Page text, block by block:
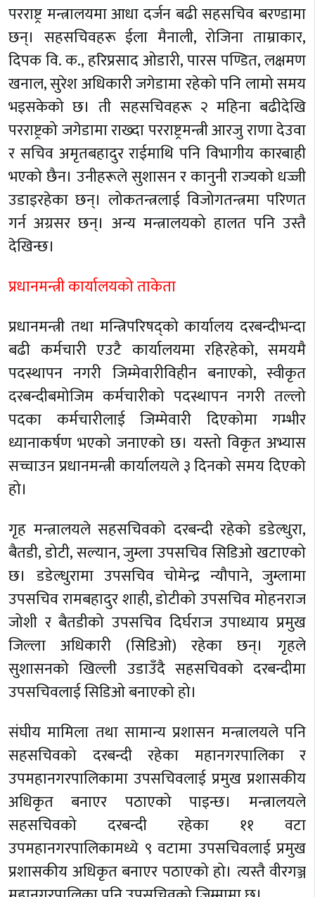
परराष्ट्र मन्त्रालयमा आधा दर्जन बढी सहसचिव बरण्डामा
छन्। सहसचिवहरू ईला मैनाली, रोजिना ताम्राकार,
दिपक वि. क., हरिप्रसाद ओडारी, पारस पण्डित, लक्षमण
खनाल, सुरेश अधिकारी जगेडामा रहेको पनि लामो समय
भइसकेको छ। ती सहसचिवहरू २ महिना बढीदेखि
परराष्ट्रको जगेडामा राख्दा परराष्ट्रमन्त्री आरजु राणा देउवा
र सचिव अमृतबहादुर राईमाथि पनि विभागीय कारबाही
भएको छैन। उनीहरूले सुशासन र कानुनी राज्यको धज्जी
उडाइरहेका छन्। लोकतन्त्रलाई विजोगतन्त्रमा परिणत
गर्न अग्रसर छन्। अन्य मन्त्रालयको हालत पनि उस्तै
देखिन्छ।
प्रधानमन्त्री कार्यालयको ताकेता
प्रधानमन्त्री तथा मन्त्रिपरिषद्को कार्यालय दरबन्दीभन्दा
बढी कर्मचारी एउटै कार्यालयमा रहिरहेको, समयमै
पदस्थापन नगरी जिम्मेवारीविहीन बनाएको, स्वीकृत
दरबन्दीबमोजिम कर्मचारीको पदस्थापन नगरी तल्लो
पदका कर्मचारीलाई जिम्मेवारी दिएकोमा गम्भीर
ध्यानाकर्षण भएको जनाएको छ। यस्तो विकृत अभ्यास
सच्चाउन प्रधानमन्त्री कार्यालयले ३ दिनको समय दिएको
हो।
गृह मन्त्रालयले सहसचिवको दरबन्दी रहेको डडेल्धुरा,
बैतडी, डोटी, सल्यान, जुम्ला उपसचिव सिडिओ खटाएको
छ। डडेल्धुरामा उपसचिव चोमेन्द्र न्यौपाने, जुम्लामा
उपसचिव रामबहादुर शाही, डोटीको उपसचिव मोहनराज
जोशी र बैतडीको उपसचिव दिर्घराज उपाध्याय प्रमुख
जिल्ला अधिकारी (सिडिओ) रहेका छन्। गृहले
सुशासनको खिल्ली उडाउँदै सहसचिवको दरबन्दीमा
उपसचिवलाई सिडिओ बनाएको हो।
संघीय मामिला तथा सामान्य प्रशासन मन्त्रालयले पनि
सहसचिवको दरबन्दी रहेका महानगरपालिका र
उपमहानगरपालिकामा उपसचिवलाई प्रमुख प्रशासकीय
अधिकृत बनाएर पठाएको पाइन्छ। मन्त्रालयले
सहसचिवको दरबन्दी रहेका ११ वटा
उपमहानगरपालिकामध्ये ९ वटामा उपसचिवलाई प्रमुख
प्रशासकीय अधिकृत बनाएर पठाएको हो। त्यस्तै वीरगञ्ज